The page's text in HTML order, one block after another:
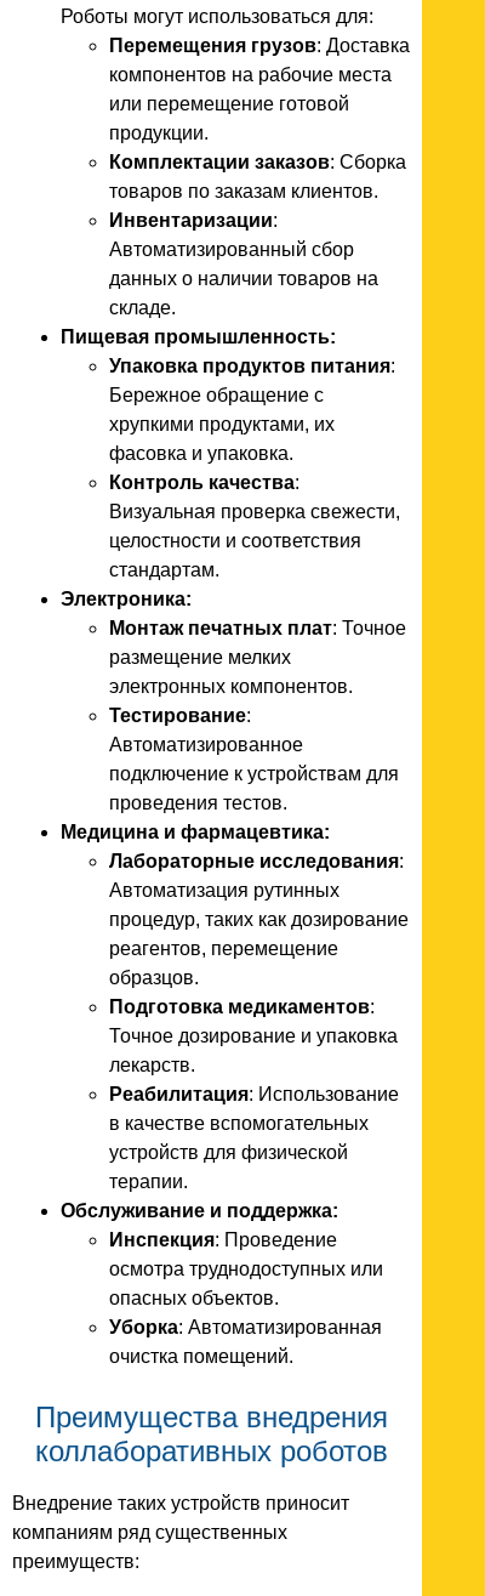
Роботы могут использоваться для:
Перемещения грузов: Доставка
компонентов на рабочие места
или перемещение готовой
продукции.
Комплектации заказов: Сборка
товаров по заказам клиентов.
Инвентаризации:
Автоматизированный сбор
данных о наличии товаров на
складе.
Пищевая промышленность:
Упаковка продуктов питания:
Бережное обращение с
хрупкими продуктами, их
фасовка и упаковка.
Контроль качества:
Визуальная проверка свежести,
целостности и соответствия
стандартам.
Электроника:
Монтаж печатных плат: Точное
размещение мелких
электронных компонентов.
Тестирование:
Автоматизированное
подключение к устройствам для
проведения тестов.
Медицина и фармацевтика:
Лабораторные исследования:
Автоматизация рутинных
процедур, таких как дозирование
реагентов, перемещение
образцов.
Подготовка медикаментов:
Точное дозирование и упаковка
лекарств.
Реабилитация: Использование
в качестве вспомогательных
устройств для физической
терапии.
Обслуживание и поддержка:
Инспекция: Проведение
осмотра труднодоступных или
опасных объектов.
Уборка: Автоматизированная
очистка помещений.
Преимущества внедрения
коллаборативных роботов
Внедрение таких устройств приносит
компаниям ряд существенных
преимуществ: